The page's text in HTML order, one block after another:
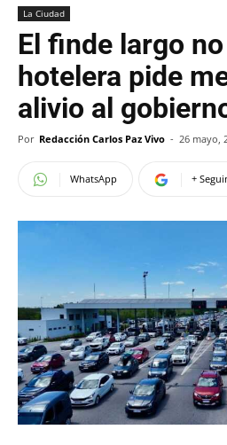
La Ciudad
El finde largo
hotelera pide
alivio al
Por Redacción Carlos Paz Vivo - 26 mayo,
WhatsApp +